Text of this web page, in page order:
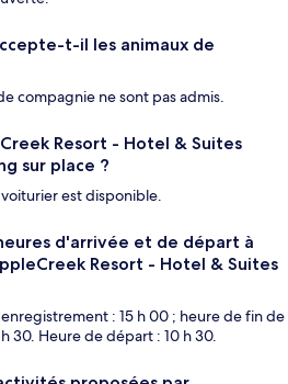
t-il les animaux de
compagnie ne sont pas admis.
Resort - Hotel & Suites
sur place ?
est disponible.
d'arrivée et de départ à
Resort - Hotel & Suites
: 15 h 00 ; heure de fin de
30. Heure de départ : 10 h 30.